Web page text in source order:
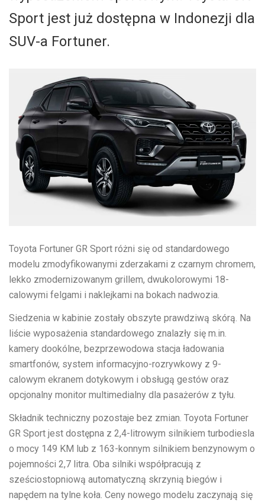
Sport jest już dostępna w Indonezji dla
SUV-a Fortuner.
Toyota Fortuner GR Sport różni się od standardowego
modelu zmodyfikowanymi zderzakami z czarnym chromem,
lekko zmodernizowanym grillem, dwukolorowymi 18-
calowymi felgami i naklejkami na bokach nadwozia.
Siedzenia w kabinie zostały obszyte prawdziwą skórą. Na
liście wyposażenia standardowego znalazły się m.in.
kamery dookólne, bezprzewodowa stacja ładowania
smartfonów, system informacyjno-rozrywkowy z 9-
calowym ekranem dotykowym i obsługą gestów oraz
opcjonalny monitor multimedialny dla pasażerów z tyłu.
Składnik techniczny pozostaje bez zmian. Toyota Fortuner
GR Sport jest dostępna z 2,4-litrowym silnikiem turbodiesla
o mocy 149 KM lub z 163-konnym silnikiem benzynowym o
pojemności 2,7 litra. Oba silniki współpracują z
sześciostopniową automatyczną skrzynią biegów i
napędem na tylne koła. Ceny nowego modelu zaczynają się